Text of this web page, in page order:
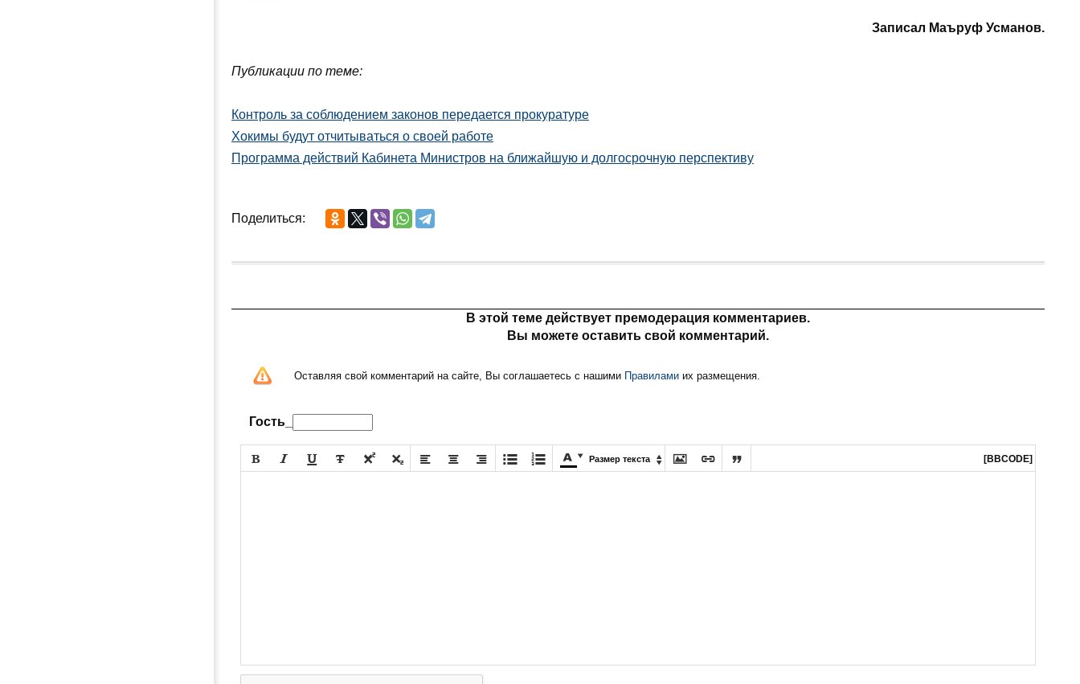
Записал Маъруф Усманов.
Публикации по теме:
Контроль за соблюдением законов передается прокуратуре
Хокимы будут отчитываться о своей работе
Программа действий Кабинета Министров на ближайшую и долгосрочную перспективу
Поделиться:
В этой теме действует премодерация комментариев.
Вы можете оставить свой комментарий.
Оставляя свой комментарий на сайте, Вы соглашаетесь с нашими Правилами их размещения.
Гость_
             Размер текста     [BBCODE]